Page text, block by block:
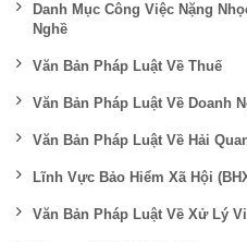
Danh Mục Công Việc Nặng
Nghề
Văn Bản Pháp Luật Về Thuế
Văn Bản Pháp Luật Về Doanh
Văn Bản Pháp Luật Về Hải
Lĩnh Vực Bảo Hiểm Xã Hội
Văn Bản Pháp Luật Về Xử Lý